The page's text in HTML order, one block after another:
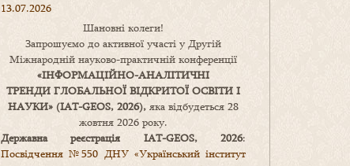
13.07.2026
Шановні колеги!
Запрошуємо до активної участі у Другій
Міжнародній науково-практичній конференції
«ІНФОРМАЦІЙНО-АНАЛІТИЧНІ
ТРЕНДИ ГЛОБАЛЬНОЇ ВІДКРИТОЇ ОСВІТИ І
НАУКИ» (IAT-GEOS, 2026), яка відбудеться 28
жовтня 2026 року.
Державна реєстрація IAT-GEOS, 2026:
Посвідчення №550 ДНУ «Український інститут